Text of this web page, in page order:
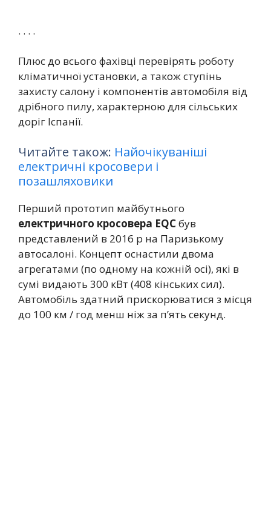
. . . .
Плюс до всього фахівці перевірять роботу
кліматичної установки, а також ступінь
захисту салону і компонентів автомобіля від
дрібного пилу, характерною для сільських
доріг Іспанії.
Читайте також: Найочікуваніші
електричні кросовери і
позашляховики
Перший прототип майбутнього
електричного кросовера EQCбув
представлений в 2016 р на Паризькому
автосалоні. Концепт оснастили двома
агрегатами (по одному на кожній осі), які в
сумі видають 300 кВт (408 кінських сил).
Автомобіль здатний прискорюватися з місця
до 100 км / год менш ніж за п’ять секунд.